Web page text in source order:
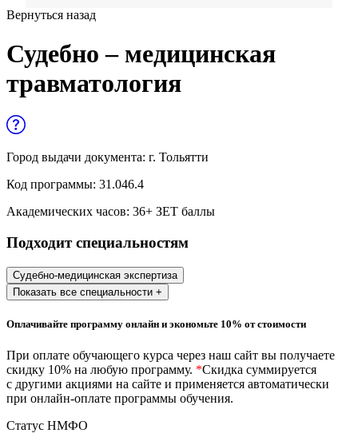
Управленческие дисциплины в
медицине
Образование и педагогические науки
Социология и социальная работа
и служащих
История и археология
Техносферная безопасность и
природообустройство
Вернуться назад
Судебно – медицинская
травматология
Город выдачи документа: г. Тольятти
Код программы: 31.046.4
Академических часов: 36+ ЗЕТ баллы
Подходит специальностям
Судебно-медицинская экспертиза
Показать все специальности +
Оплачивайте программу онлайн и экономьте 10% от стоимости
При оплате обучающего курса через наш сайт вы получаете
скидку 10% на любую программу. *Скидка суммируется
с другими акциями на сайте и применяется автоматически
при онлайн-оплате программы обучения.
Статус НМФО